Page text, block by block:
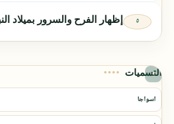
إظهار الفرح والسرور بميلاد
التسميات